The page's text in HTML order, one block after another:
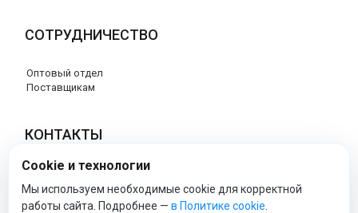
СОТРУДНИЧЕСТВО
Оптовый отдел
Поставщикам
КОНТАКТЫ
8 (800) 707-76-34
info@esspero-market.ru
Cookie и технологии
Мы используем необходимые cookie для корректной
работы сайта. Подробнее — в Политике cookie